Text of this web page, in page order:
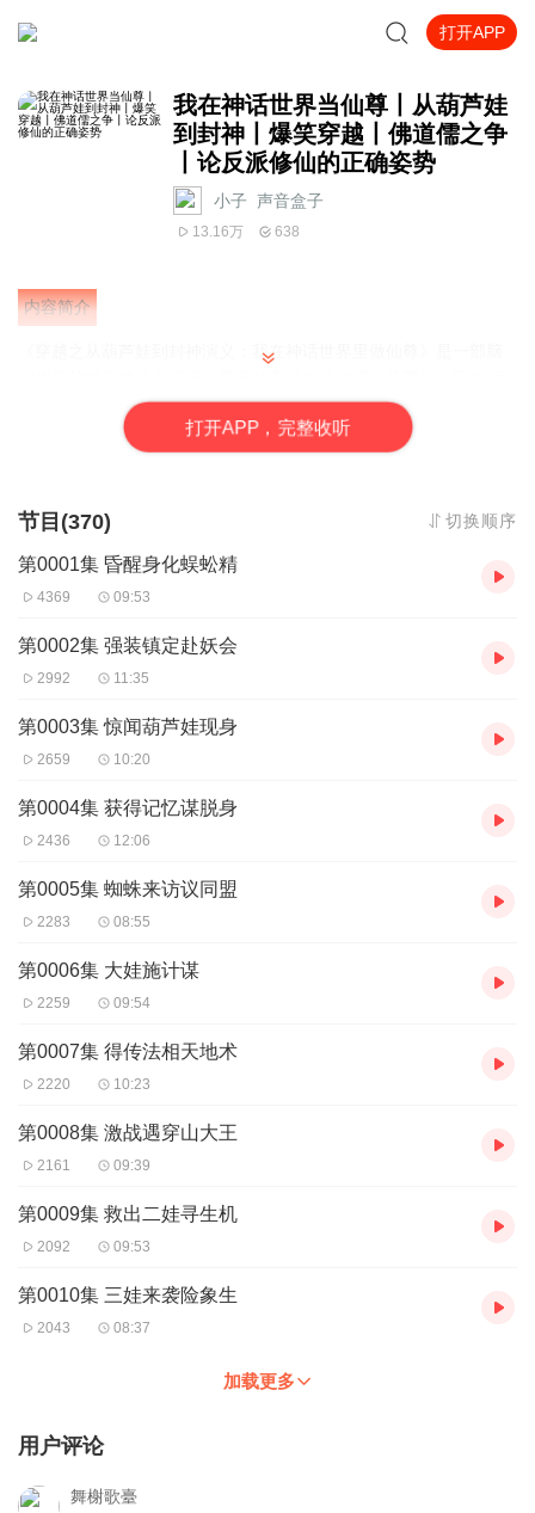
打开APP
我在神话世界当仙尊丨从葫芦娃
到封神丨爆笑穿越丨佛道儒之争
丨论反派修仙的正确姿势
小子_声音盒子
13.16万 638
内容简介
《穿越之从葫芦娃到封神演义：我在神话世界里做仙尊》是一部脑
派”蜈蚣精，却喜提葫芦老祖的修仙外挂，从此开启逆天改命的奇葩
他一边在神话宇宙里“刷副本”一边收徒打脸、坑蒙拐……啊不，
有声书由小子倾情演绎，声线百变+吐槽力MAX
鸣！！全程高能反转，修仙界“吃瓜指南”和“避坑攻略”双管齐下，让
你一边笑出腹肌，一边狂追“蜈蚣精の逆袭日记”！
【友情提示】听书请勿喝水，小心笑喷手机！上千章神话大乱斗，
专治各种不开心，点击收听，解锁“反派修仙”的正确姿势！
打开APP，完整收听
节目(370) 切换顺序
第0001集 昏醒身化蜈蚣精
4369 09:53
第0002集 强装镇定赴妖会
2992 11:35
第0003集 惊闻葫芦娃现身
2659 10:20
第0004集 获得记忆谋脱身
2436 12:06
第0005集 蜘蛛来访议同盟
2283 08:55
第0006集 大娃施计谋
2259 09:54
第0007集 得传法相天地术
2220 10:23
第0008集 激战遇穿山大王
2161 09:39
第0009集 救出二娃寻生机
2092 09:53
第0010集 三娃来袭险象生
2043 08:37
加载更多
用户评论
舞榭歌臺